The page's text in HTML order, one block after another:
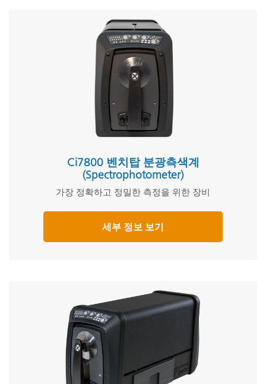
Ci7800 벤치탑 분광측색계
(Spectrophotometer)
가장 정확하고 정밀한 측정을 위한 장비
세부 정보 보기